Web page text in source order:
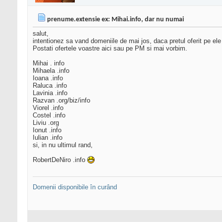
prenume.extensie ex: Mihai.info, dar nu numai
salut,
intentionez sa vand domeniile de mai jos, daca pretul oferit pe
Postati ofertele voastre aici sau pe PM si mai vorbim.
Mihai . info
Mihaela .info
Ioana .info
Raluca .info
Lavinia .info
Razvan .org/biz/info
Viorel .info
Costel .info
Liviu .org
Ionut .info
Iulian .info
si, in nu ultimul rand,
RobertDeNiro .info
Domenii disponibile în curând